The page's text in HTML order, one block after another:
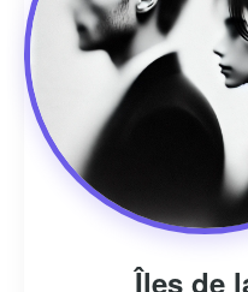
Îles de